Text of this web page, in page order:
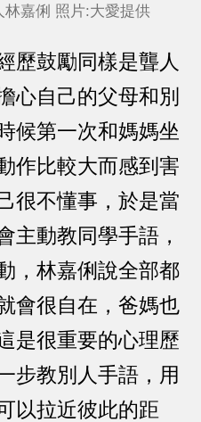
林嘉俐 照片:大愛提供
歷鼓勵同樣是聾人
心自己的父母和別
候第一次和媽媽坐
作比較大而感到害
很不懂事，於是當
主動教同學手語，
，林嘉俐說全部都
會很自在，爸媽也
是很重要的心理歷
步教別人手語，用
以拉近彼此的距